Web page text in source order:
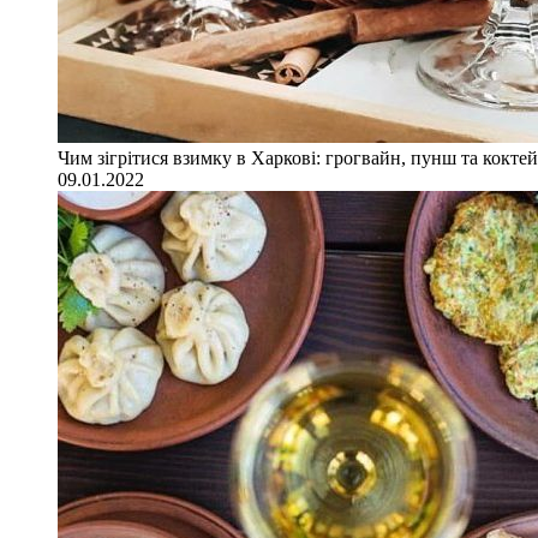
Чим зігрітися взимку в Харкові: грогвайн, пунш та
09.01.2022